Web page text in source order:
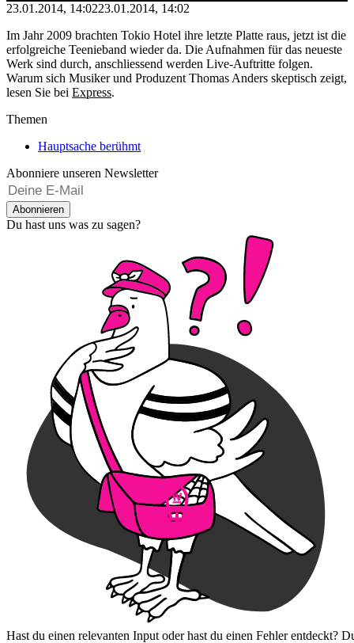
23.01.2014, 14:0223.01.2014, 14:02
Im Jahr 2009 brachten Tokio Hotel ihre letzte Platte raus, jetzt ist die
erfolgreiche Teenieband wieder da. Die Aufnahmen für das neueste
Werk sind durch, anschliessend werden Live-Auftritte folgen.
Warum sich Musiker und Produzent Thomas Anders skeptisch zeigt,
lesen Sie bei Express.
Themen
Hauptsache berühmt
Abonniere unseren Newsletter
Abonnieren
Du hast uns was zu sagen?
Hast du einen relevanten Input oder hast du einen Fehler entdeckt?